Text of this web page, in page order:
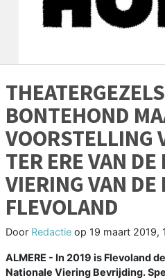
BONTEHOND
VOORSTELLING
TER ERE VAN
VIERING VAN
FLEVOLAND
Door Redactie op 19 maart 2019,
ALMERE - In 2019 is Flevoland
Nationale Viering Bevrijding.